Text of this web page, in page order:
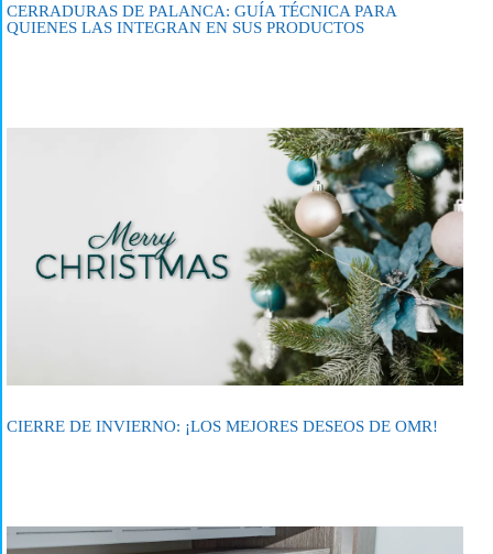
CERRADURAS DE PALANCA: GUÍA TÉCNICA PARA
QUIENES LAS INTEGRAN EN SUS PRODUCTOS
CIERRE DE INVIERNO: ¡LOS MEJORES DESEOS DE OMR!